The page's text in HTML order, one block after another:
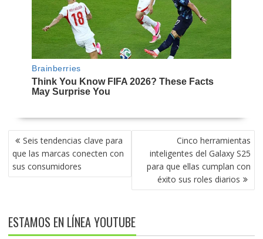
NAVEGACIÓN
DE
ENTRADAS
Seis tendencias clave para
que las marcas conecten con
sus consumidores
Cinco herramientas
inteligentes del Galaxy S25
para que ellas cumplan con
éxito sus roles diarios
ESTAMOS EN LÍNEA YOUTUBE